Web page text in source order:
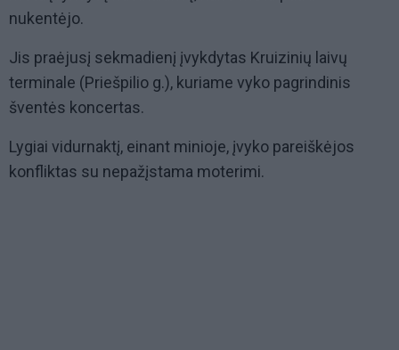
nukentėjo.
Jis praėjusį sekmadienį įvykdytas Kruizinių laivų
terminale (Priešpilio g.), kuriame vyko pagrindinis
šventės koncertas.
Lygiai vidurnaktį, einant minioje, įvyko pareiškėjos
konfliktas su nepažįstama moterimi.